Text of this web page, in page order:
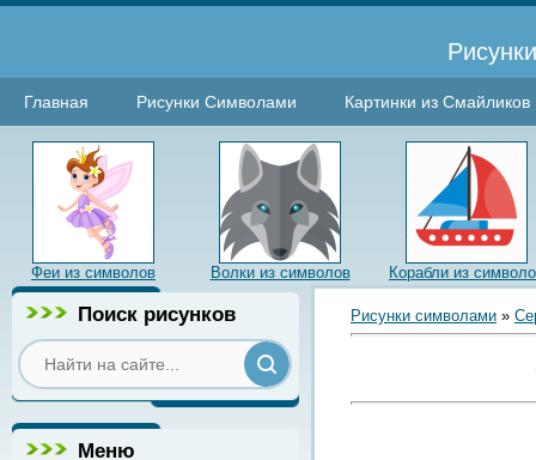
Главная Рисунки Символами Картинки из Смайликов
Феи из символов Волки из символов Корабли из
Поиск рисунков
Меню
Рисунки символами »